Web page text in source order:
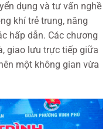
dụng và tư vấn nghề
khí trẻ trung, năng
hấp dẫn. Các chương
giao lưu trực tiếp giữa
một không gian vừa